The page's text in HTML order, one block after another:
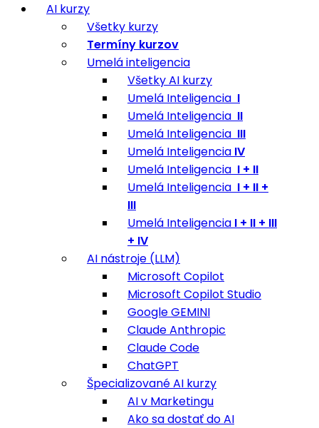
AI kurzy
Všetky kurzy
Termíny kurzov
Umelá inteligencia
Všetky AI kurzy
Umelá Inteligencia I
Umelá Inteligencia II
Umelá Inteligencia III
Umelá Inteligencia IV
Umelá Inteligencia I + II
Umelá Inteligencia I + II +
III
Umelá Inteligencia I + II + III
+ IV
AI nástroje (LLM)
Microsoft Copilot
Microsoft Copilot Studio
Google GEMINI
Claude Anthropic
Claude Code
ChatGPT
Špecializované AI kurzy
AI v Marketingu
Ako sa dostať do AI